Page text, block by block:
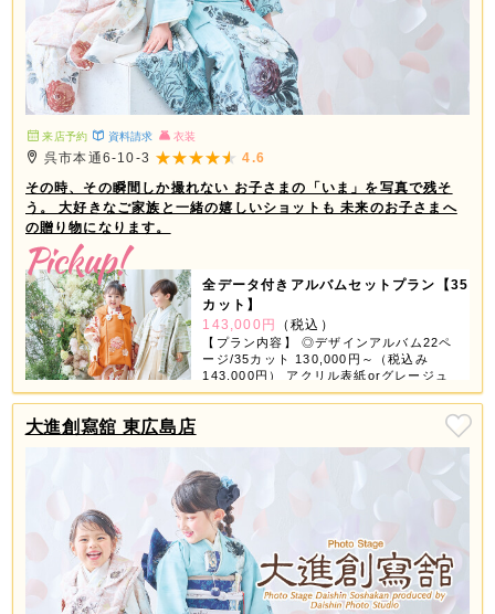
来店予約 資料請求 衣装
呉市本通6-10-3
4.6
その時、その瞬間しか撮れない お子さまの「いま」を写真で残そ
う。 大好きなご家族と一緒の嬉しいショットも 未来のお子さまへ
の贈り物になります。
全データ付きアルバムセットプラン【35
カット】
143,000円
（税込）
【プラン内容】 ◎デザインアルバム22ペ
ージ/35カット 130,000円～（税込み
143,000円） アクリル表紙orグレージュ
表紙orちりめん表紙が選べちゃう！ 【デ
付き 【商品グッズ】 ◎6つの中から3つ選
フレーム（大・小2個） ③ホワイトフレー
ム（4コマ） ④フォトブロック（4個） ⑤
タテフレーム（大・小2個） ⑥A3プリン
ト 2ページ3カット追加で11,000円（税込
み12,100円） ※全データ付きアルバムセ
ットはお一人様写し対象です。
大進創寫舘 東広島店